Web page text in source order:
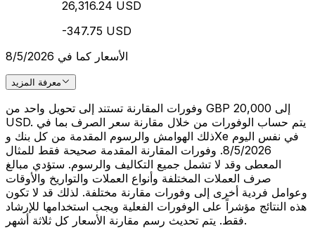
26,316.24 USD
-347.75 USD
الأسعار كما في 8/5/2026
معرفة المزيد
وفورات المقارنة تستند إلى تحويل واحد من GBP 20,000 إلى
USD. يتم حساب الوفورات من خلال مقارنة سعر الصرف بما في
ذلك الهوامش والرسوم المقدمة من كل بنك وXe في نفس اليوم
8/5/2026. وفورات المقارنة المقدمة صحيحة فقط للمثال
المعطى وقد لا تشمل جميع التكاليف والرسوم. ستؤدي مبالغ
صرف العملات المختلفة وأنواع العملات والتواريخ والأوقات
وعوامل فردية أخرى إلى وفورات مقارنة مختلفة. لذلك قد لا تكون
هذه النتائج مؤشراً على الوفورات الفعلية ويجب استخدامها للإرشاد
فقط. يتم تحديث رسم مقارنة الأسعار كل ثلاثة أشهر.